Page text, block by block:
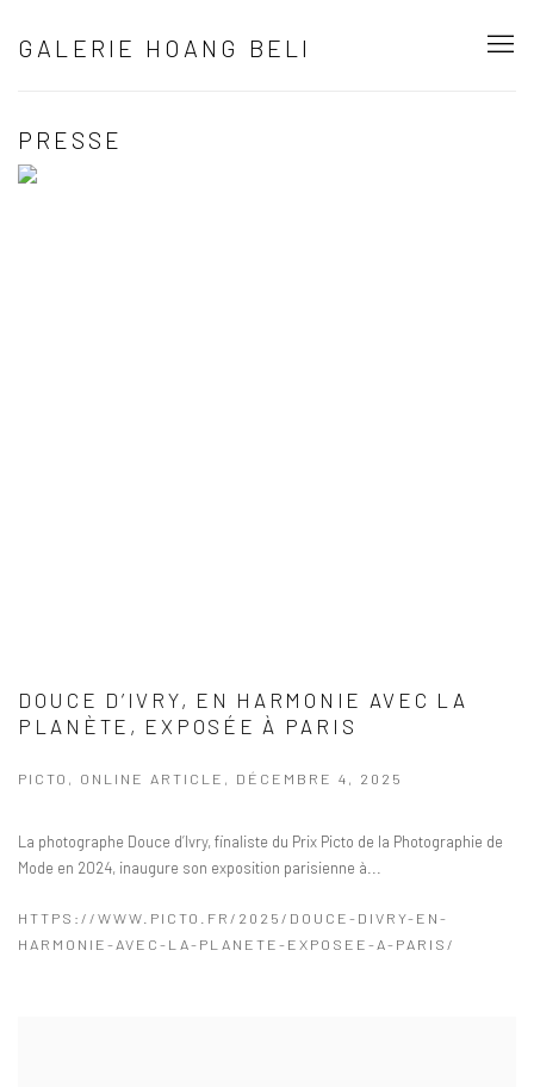
GALERIE HOANG BELI
PRESSE
DOUCE D’IVRY, EN HARMONIE AVEC LA
PLANÈTE, EXPOSÉE À PARIS
PICTO, ONLINE ARTICLE, DÉCEMBRE 4, 2025
La photographe Douce d’Ivry, finaliste du Prix Picto de la Photographie de
Mode en 2024, inaugure son exposition parisienne à...
HTTPS://WWW.PICTO.FR/2025/DOUCE-DIVRY-EN-
HARMONIE-AVEC-LA-PLANETE-EXPOSEE-A-PARIS/